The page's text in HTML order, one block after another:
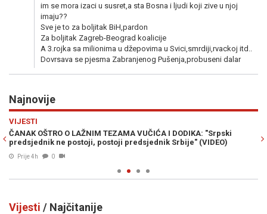
im se mora izaci u susret,a sta Bosna i ljudi koji zive u njoj
imaju??
Sve je to za boljitak BiH,pardon
Za boljitak Zagreb-Beograd koalicije
A 3.rojka sa milionima u džepovima u Svici,smrdiji,rvackoj itd..
Dovrsava se pjesma Zabranjenog Pušenja,probuseni dalar
Najnovije
VIJESTI
ČANAK OŠTRO O LAŽNIM TEZAMA VUČIĆA I DODIKA: "Srpski
predsjednik ne postoji, postoji predsjednik Srbije" (VIDEO)
Prije 4h 0
Vijesti / Najčitanije